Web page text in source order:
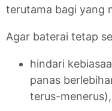
terutama bagi yang
Agar baterai tetap
hindari
panas
terus-menerus),